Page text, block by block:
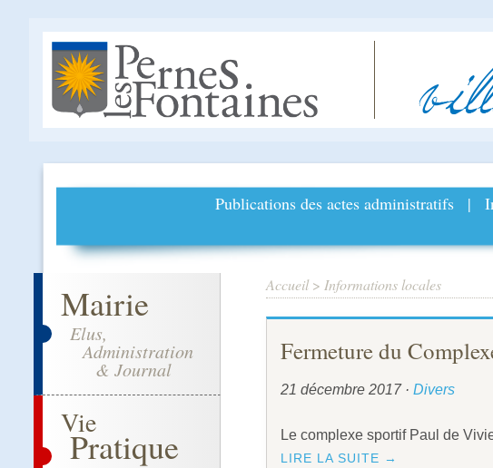
Publications des actes administratifs |
Mairie
Elus,
Administration
& Journal
Vie
Pratique
Accueil> Informations locales
Fermeture du
21 décembre 2017 · Divers
Le complexe sportif Paul de
LIRE LA SUITE →